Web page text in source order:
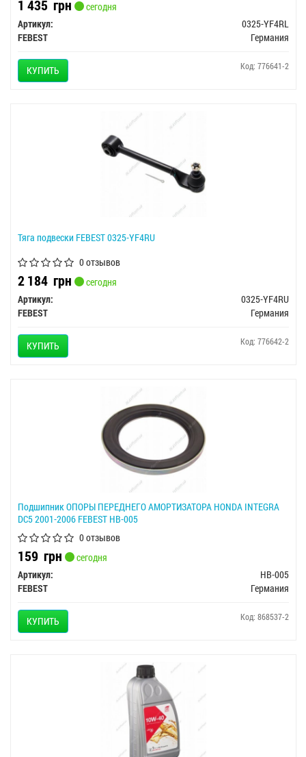
1 435 грн
сегодня
Артикул:
0325-YF4RL
FEBEST
Германия
КУПИТЬ Код: 776641-2
Тяга подвески FEBEST 0325-YF4RU
0 отзывов
2 184 грн
сегодня
Артикул:
0325-YF4RU
FEBEST
Германия
КУПИТЬ Код: 776642-2
Подшипник ОПОРЫ ПЕРЕДНЕГО АМОРТИЗАТОРА HONDA INTEGRA
DC5 2001-2006 FEBEST HB-005
0 отзывов
159 грн
сегодня
Артикул:
HB-005
FEBEST
Германия
КУПИТЬ Код: 868537-2